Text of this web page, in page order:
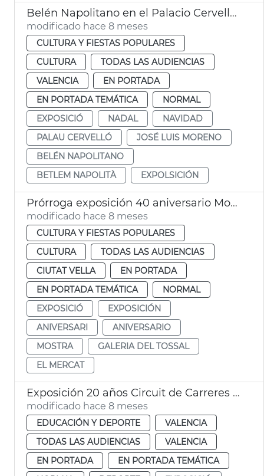
Belén Napolitano en el Palacio Cervelló València
modificado hace 8 meses
CULTURA Y FIESTAS POPULARES
CULTURA
TODAS LAS AUDIENCIAS
VALENCIA
EN PORTADA
EN PORTADA TEMÁTICA
NORMAL
EXPOSICIÓ
NADAL
NAVIDAD
PALAU CERVELLÓ
JOSÉ LUIS MORENO
BELÉN NAPOLITANO
BETLEM NAPOLITÀ
EXPOLSICIÓN
Prórroga exposición 40 aniversario Mostra València
modificado hace 8 meses
CULTURA Y FIESTAS POPULARES
CULTURA
TODAS LAS AUDIENCIAS
CIUTAT VELLA
EN PORTADA
EN PORTADA TEMÁTICA
NORMAL
EXPOSICIÓ
EXPOSICIÓN
ANIVERSARI
ANIVERSARIO
MOSTRA
GALERIA DEL TOSSAL
EL MERCAT
Exposición 20 años Circuit de Carreres Caixa Popular Ciutat de València
modificado hace 8 meses
EDUCACIÓN Y DEPORTE
VALENCIA
TODAS LAS AUDIENCIAS
VALENCIA
EN PORTADA
EN PORTADA TEMÁTICA